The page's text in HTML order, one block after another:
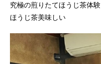
究極の煎りたてほうじ茶体験
ほうじ茶美味しい